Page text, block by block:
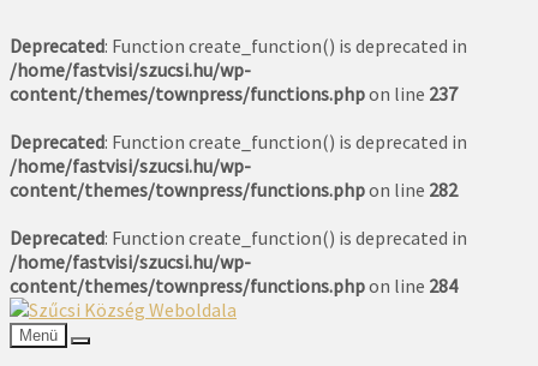
Deprecated: Function create_function() is deprecated in
/home/fastvisi/szucsi.hu/wp-
content/themes/townpress/functions.phpon line 237
Deprecated: Function create_function() is deprecated in
/home/fastvisi/szucsi.hu/wp-
content/themes/townpress/functions.phpon line 282
Deprecated: Function create_function() is deprecated in
/home/fastvisi/szucsi.hu/wp-
content/themes/townpress/functions.phpon line 284
Menü